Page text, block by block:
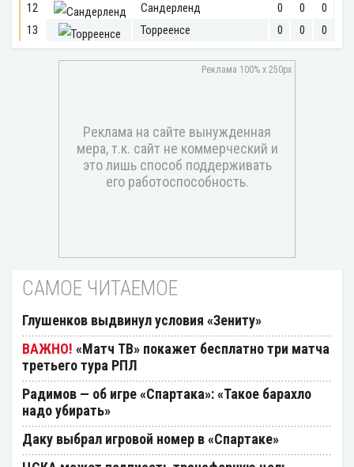
12
Сандерленд 0 0
0
13
Торреенсе 0 0 0
САМОЕ ЧИТАЕМОЕ
Глушенков выдвинул условия «Зениту»
«Матч ТВ» покажет бесплатно три матча
третьего тура РПЛ
Радимов — об игре «Спартака»: «Такое барахло
надо убирать»
Даку выбрал игровой номер в «Спартаке»